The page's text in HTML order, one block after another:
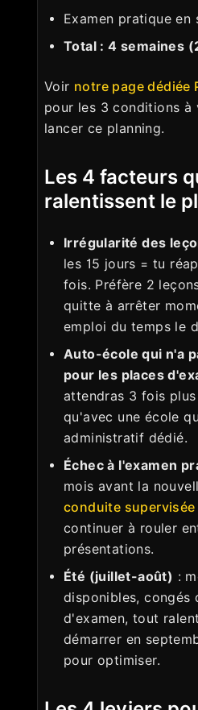
Examen pratique en
Total : 4 semaines
Voir notre page dédiée
pour les 3 conditions à
lancer ce planning.
Les 4 facteurs
ralentissent le
Irrégularité des
les 15 jours = tu
fois. Préfère 2
quitte à arrêter
emploi du temps le
Auto-école qui n'a
pour les places
attendras 3 fois
qu'avec une école
administratif dédié.
Échec à l'examen
mois avant la
conduite supervisée
continuer à rouler
présentations.
Été (juillet-août) :
disponibles, congés
d'examen, tout
démarrer en
pour optimiser.